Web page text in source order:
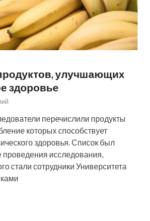
улучшающих
здоровье
перечислили продукты
которых способствует
здоровья. Список был
проведения исследования,
стали сотрудники Университета